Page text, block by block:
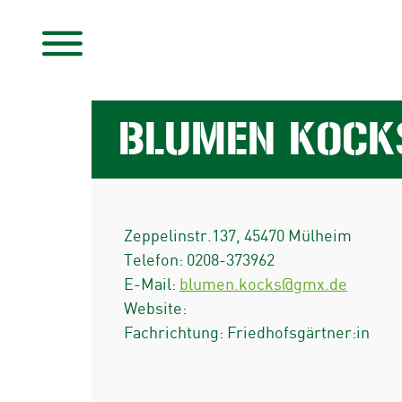
BLUMEN
Zeppelinstr.137 45470 Mülheim
Telefon: 0208-373962
E-Mail: blumen.kocks@gmx.de
Website:
Fachrichtung: Friedhofsgärtner:in